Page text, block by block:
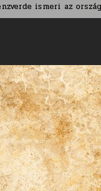
ország nevét